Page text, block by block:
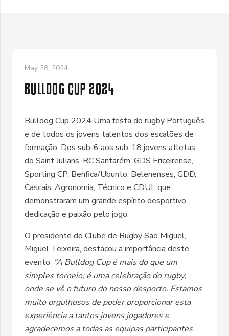
May 28, 2024
BULLDOG CUP 2024
Bulldog Cup 2024 Uma festa do rugby Português
e de todos os jovens talentos dos escalões de
formação. Dos sub-6 aos sub-18 jovens atletas
do Saint Julians, RC Santarém, GDS Ericeirense,
Sporting CP, Benfica/Ubunto, Belenenses, GDD,
Cascais, Agronomia, Técnico e CDUL que
demonstraram um grande espírito desportivo,
dedicação e paixão pelo jogo.
O presidente do Clube de Rugby São Miguel,
Miguel Teixeira, destacou a importância deste
evento: “A Bulldog Cup é mais do que um
simples torneio; é uma celebração do rugby,
onde se vê o futuro do nosso desporto. Estamos
muito orgulhosos de poder proporcionar esta
experiência a tantos jovens jogadores e
agradecemos a todas as equipas participantes